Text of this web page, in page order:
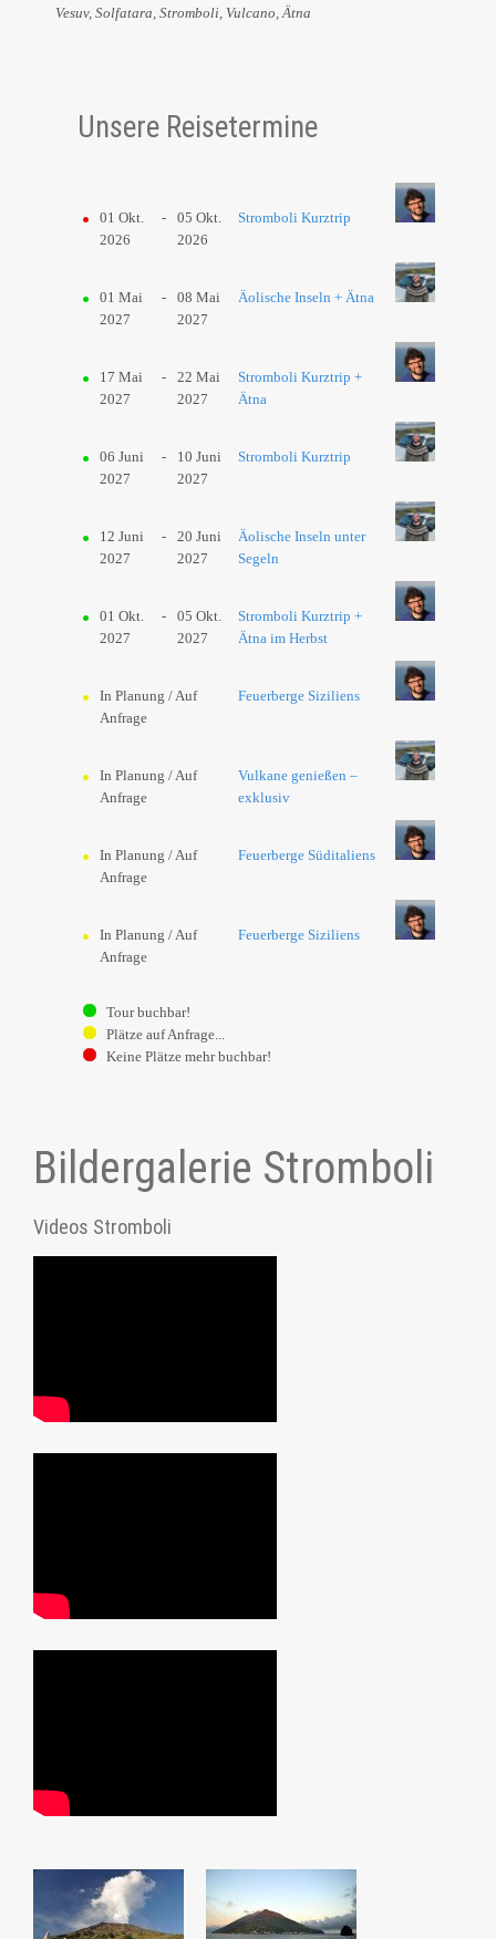
Vesuv, Solfatara, Stromboli, Vulcano, Ätna
Unsere Reisetermine
01 Okt.
2026
-
05 Okt.
2026
Stromboli Kurztrip
01 Mai
2027
-
08 Mai
2027
Äolische Inseln + Ätna
17 Mai
2027
-
22 Mai
2027
Stromboli Kurztrip +
Ätna
06 Juni
2027
-
10 Juni
2027
Stromboli Kurztrip
12 Juni
2027
-
20 Juni
2027
Äolische Inseln unter
Segeln
01 Okt.
2027
-
05 Okt.
2027
Stromboli Kurztrip +
Ätna im Herbst
In Planung / Auf
Anfrage
Feuerberge Siziliens
In Planung / Auf
Anfrage
Vulkane genießen –
exklusiv
In Planung / Auf
Anfrage
Feuerberge Süditaliens
In Planung / Auf
Anfrage
Feuerberge Siziliens
Tour buchbar!
Plätze auf Anfrage...
Keine Plätze mehr buchbar!
Bildergalerie Stromboli
Videos Stromboli